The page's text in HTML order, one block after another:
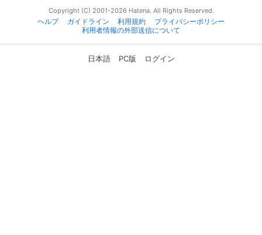
Copyright (C) 2001-2026 Hatena. All Rights Reserved.
ヘルプ
ガイドライン 利用規約
プライバシーポリシー
利用者情報の外部送信について
日本語 PC版 ログイン